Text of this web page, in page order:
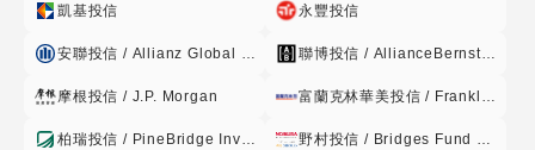
本基金之資產,並指示基金保管機構處理。上開資產存放之銀
行、債券附 買回交易交易對象及短期票券發行人、保證人、承
等機構評等達一定等級以上者。 3.經理公司運用本基金為上市
或上櫃有價證券投資,除法令另有規定外,應委託證券經紀商,在
凱基投信 永豐投信
安聯投信 / Allianz Global Investors 聯博投信 / AllianceBernstein
摩根投信 / J.P. Morgan 富蘭克林華美投信 / Franklin Templeton
柏瑞投信 / PineBridge Investments 野村投信 / Bridges Fund Management